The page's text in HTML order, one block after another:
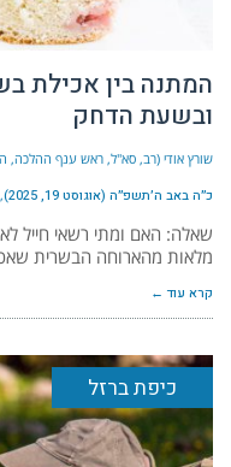
המתנה בין אכילת
ובשעת הדחק
שורץ אודי (רב, סא"ל, ראש ענף ההלכה,
כ״ה באב ה׳תשפ״ה (אוגוסט 19, 2025)
מלאות מהארוחה הבשרית
קרא עוד ←
כיפת ברזל